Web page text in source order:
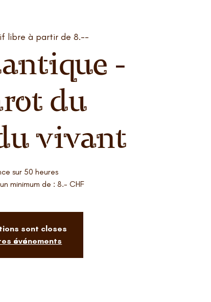
libre à partir de 8.--
-
du
vivant
sur 50 heures
minimum de : 8.- CHF
sont closes
événements